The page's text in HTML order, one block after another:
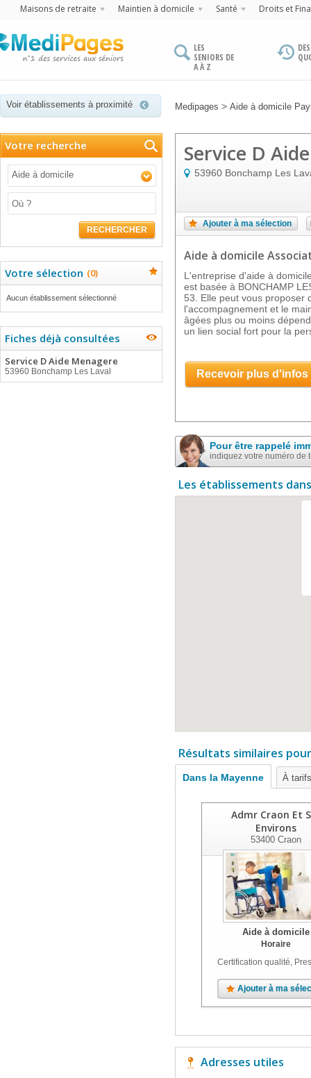
Maisons de retraite Maintien à domicile Santé Droits et
LES
SENIORS DE
A À Z
Voir établissements à proximité Medipages > Aide à domicile
Votre recherche
Aide à domicile
RECHERCHER
Votre sélection (0)
Aucun établissement sélectionné
Fiches déjà consultées
Service D Aide Menagere
53960 Bonchamp Les Laval
Service D
53960 Bonchamp Les
Ajouter à ma sélection
Aide à domicile
L'entreprise d'aide à
est basée à BONCHAMP
53. Elle peut vous proposer
l'accompagnement et le
âgées plus ou moins
un lien social fort pour la
Recevoir plus d'infos
Pour être rappelé
indiquez votre numéro de
Les établissements
Résultats similaires
Dans la Mayenne À
Admr Craon Et
Environs
53400 Craon
Aide à domicile
Horaire
Certification qualité,
Ajouter à ma
Adresses utiles